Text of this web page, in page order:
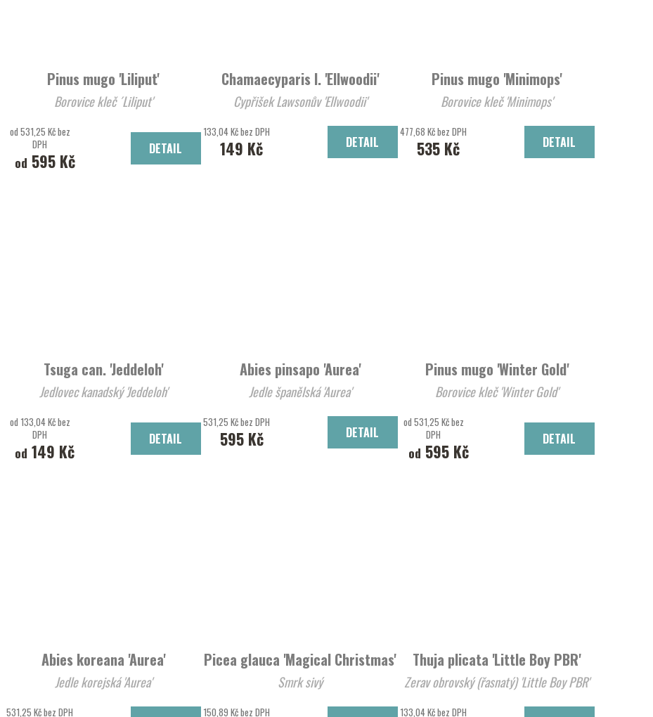
Pinus mugo 'Liliput'
Borovice kleč ´Liliput'
od 531,25 Kč bez
DPH
od 595 Kč
DETAIL
Chamaecyparis l. 'Ellwoodii'
Cypřišek Lawsonův 'Ellwoodii'
133,04 Kč bez DPH
149 Kč DETAIL
Pinus mugo 'Minimops'
Borovice kleč 'Minimops'
477,68 Kč bez DPH
535 Kč DETAIL
Tsuga can. 'Jeddeloh'
Jedlovec kanadský 'Jeddeloh'
od 133,04 Kč bez
DPH
od 149 Kč
DETAIL
Abies pinsapo 'Aurea'
Jedle španělská 'Aurea'
531,25 Kč bez DPH
595 Kč DETAIL
Pinus mugo 'Winter Gold'
Borovice kleč 'Winter Gold'
od 531,25 Kč bez
DPH
od 595 Kč
DETAIL
Abies koreana 'Aurea'
Jedle korejská 'Aurea'
531,25 Kč bez DPH
Picea glauca 'Magical Christmas'
Smrk sivý
150,89 Kč bez DPH
Thuja plicata 'Little Boy PBR'
Zerav obrovský (řasnatý) 'Little Boy PBR'
133,04 Kč bez DPH